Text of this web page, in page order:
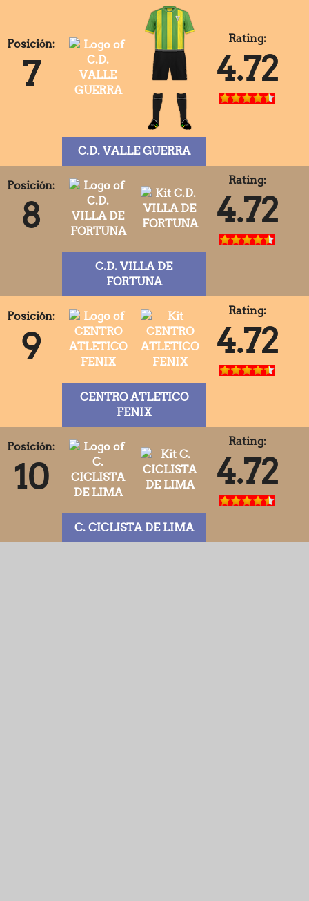
Posición:
7
Rating:
4.72
C.D. VALLE GUERRA
Posición:
8
Rating:
4.72
C.D. VILLA DE
FORTUNA
Posición:
9
Rating:
4.72
CENTRO ATLETICO
FENIX
Posición:
10
Rating:
4.72
C. CICLISTA DE LIMA